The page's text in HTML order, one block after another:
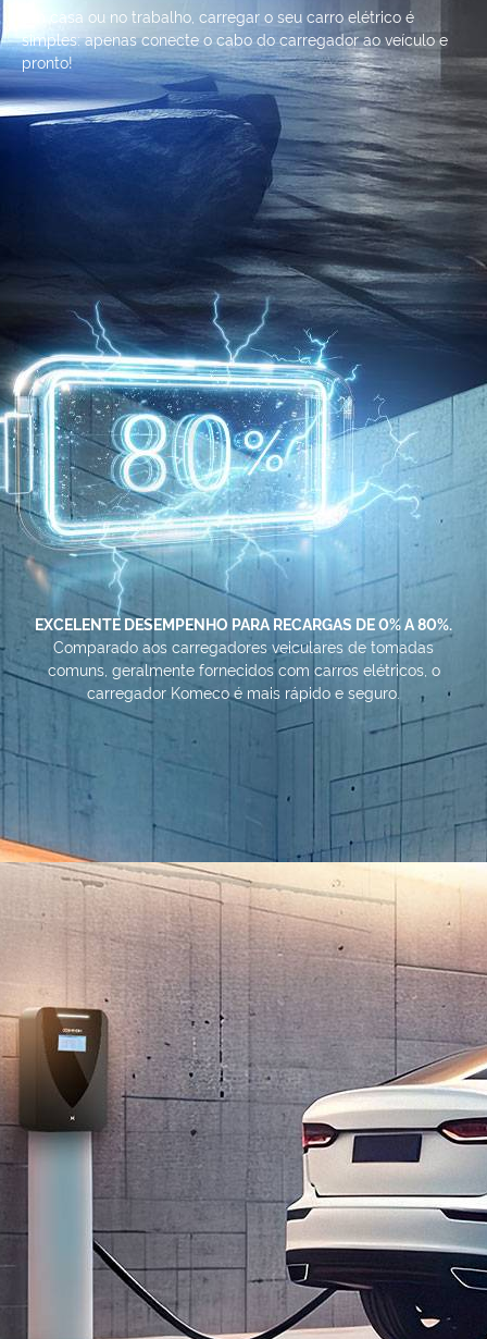
Em casa ou no trabalho, carregar o seu carro elétrico é
simples: apenas conecte o cabo do carregador ao veículo e
pronto!
EXCELENTE DESEMPENHO PARA RECARGAS DE 0% A 80%.
Comparado aos carregadores veiculares de tomadas
comuns, geralmente fornecidos com carros elétricos, o
carregador Komeco é mais rápido e seguro.